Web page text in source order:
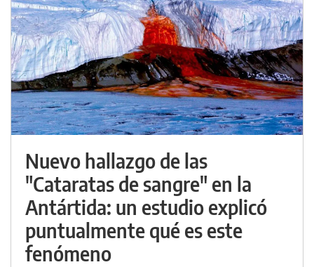
Nuevo hallazgo de las
"Cataratas de sangre" en la
Antártida: un estudio explicó
puntualmente qué es este
fenómeno